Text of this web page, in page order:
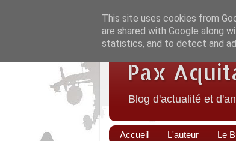
Pax
Blog d'actualité et
Accueil L'auteur Le
This site uses cookies from
are shared with Google along
statistics, and to detect and